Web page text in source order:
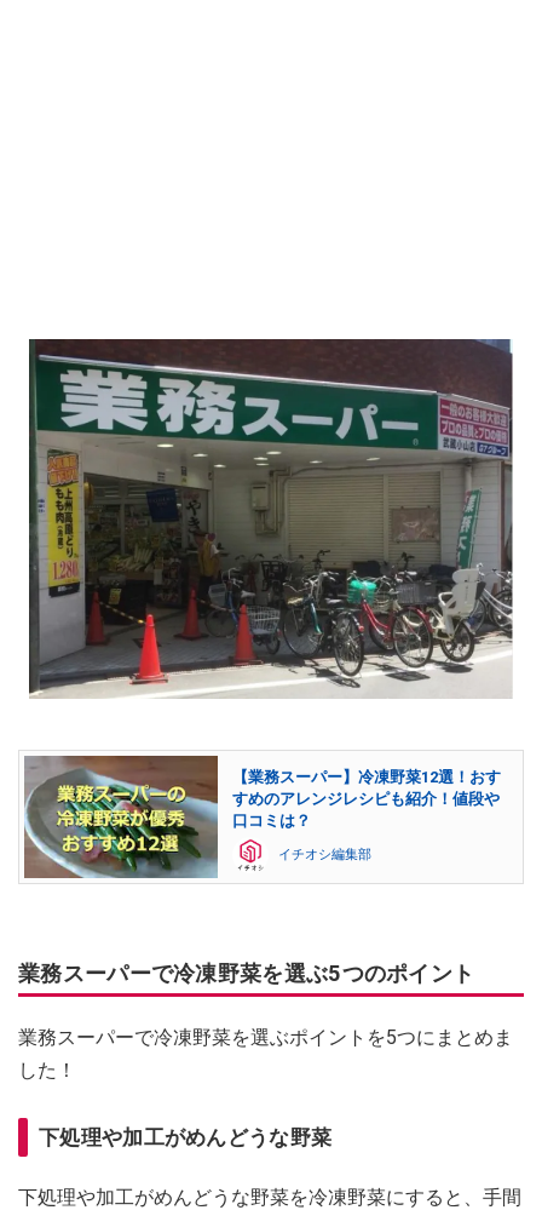
【業務スーパー】冷凍野菜12選！おす
すめのアレンジレシピも紹介！値段や
口コミは？
イチオシ編集部
業務スーパーで冷凍野菜を選ぶ5つのポイント
業務スーパーで冷凍野菜を選ぶポイントを5つにまとめま
した！
下処理や加工がめんどうな野菜
下処理や加工がめんどうな野菜を冷凍野菜にすると、手間